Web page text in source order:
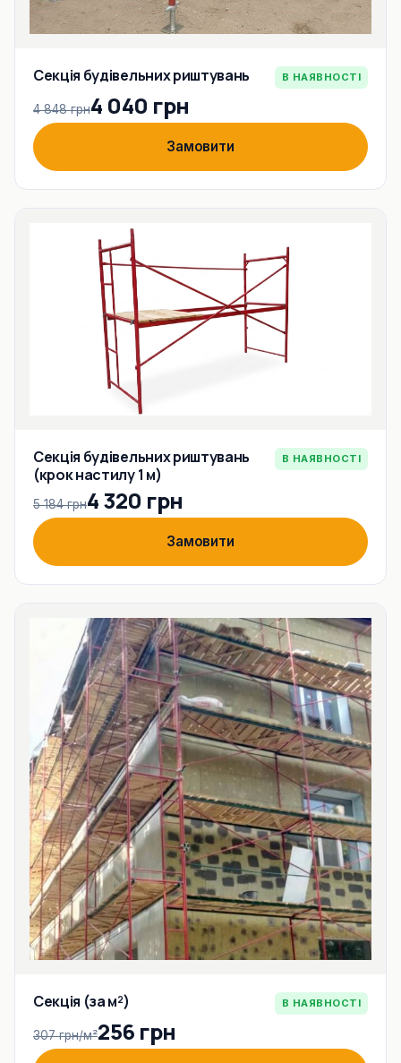
Секція будівельних риштувань В НАЯВНОСТІ
4 848 грн4 040 грн
Замовити
Секція будівельних риштувань
(крок настилу 1 м)
В НАЯВНОСТІ
5 184 грн4 320 грн
Замовити
Секція (за м²) В НАЯВНОСТІ
307 грн/м²256 грн